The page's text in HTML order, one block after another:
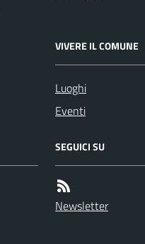
VIVERE IL COMUNE
Luoghi
Eventi
SEGUICI SU
Newsletter